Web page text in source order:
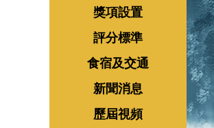
獎項設置
評分標準
食宿及交通
新聞消息
歷屆視頻